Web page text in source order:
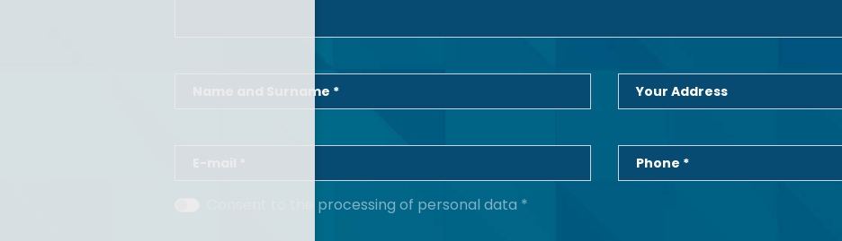
Name and Surname * Your Address
Phone *
Consent to the processing of personal data *